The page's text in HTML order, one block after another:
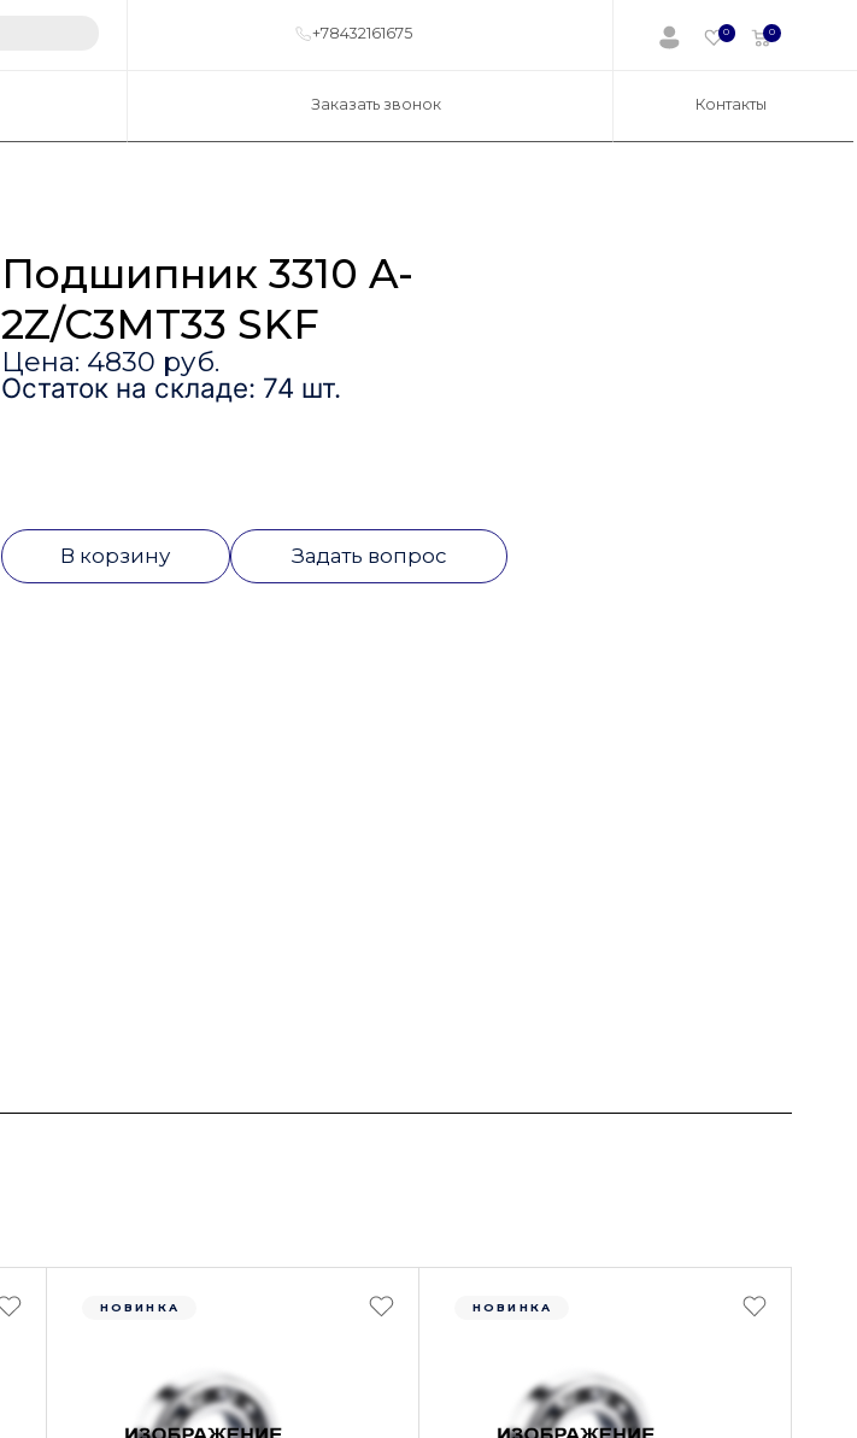
+78432161675 0 0
Заказать звонок Контакты
Подшипник 3310 A-
2Z/C3MT33 SKF
Цена: 4830 руб.
Остаток на складе: 74 шт.
В корзину Задать вопрос
НОВИНКА НОВИНКА